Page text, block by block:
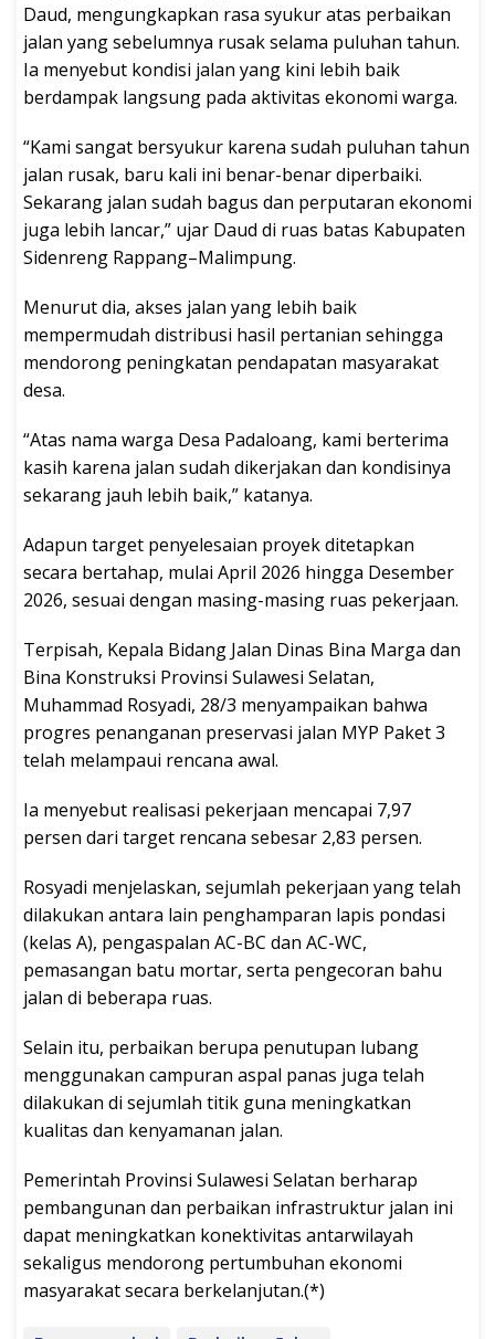
Daud, mengungkapkan rasa syukur atas perbaikan
jalan yang sebelumnya rusak selama puluhan tahun.
Ia menyebut kondisi jalan yang kini lebih baik
berdampak langsung pada aktivitas ekonomi warga.
“Kami sangat bersyukur karena sudah puluhan tahun
jalan rusak, baru kali ini benar-benar diperbaiki.
Sekarang jalan sudah bagus dan perputaran ekonomi
juga lebih lancar,” ujar Daud di ruas batas Kabupaten
Sidenreng Rappang–Malimpung.
Menurut dia, akses jalan yang lebih baik
mempermudah distribusi hasil pertanian sehingga
mendorong peningkatan pendapatan masyarakat
desa.
“Atas nama warga Desa Padaloang, kami berterima
kasih karena jalan sudah dikerjakan dan kondisinya
sekarang jauh lebih baik,” katanya.
Adapun target penyelesaian proyek ditetapkan
secara bertahap, mulai April 2026 hingga Desember
2026, sesuai dengan masing-masing ruas pekerjaan.
Terpisah, Kepala Bidang Jalan Dinas Bina Marga dan
Bina Konstruksi Provinsi Sulawesi Selatan,
Muhammad Rosyadi, 28/3 menyampaikan bahwa
progres penanganan preservasi jalan MYP Paket 3
telah melampaui rencana awal.
Ia menyebut realisasi pekerjaan mencapai 7,97
persen dari target rencana sebesar 2,83 persen.
Rosyadi menjelaskan, sejumlah pekerjaan yang telah
dilakukan antara lain penghamparan lapis pondasi
(kelas A), pengaspalan AC-BC dan AC-WC,
pemasangan batu mortar, serta pengecoran bahu
jalan di beberapa ruas.
Selain itu, perbaikan berupa penutupan lubang
menggunakan campuran aspal panas juga telah
dilakukan di sejumlah titik guna meningkatkan
kualitas dan kenyamanan jalan.
Pemerintah Provinsi Sulawesi Selatan berharap
pembangunan dan perbaikan infrastruktur jalan ini
dapat meningkatkan konektivitas antarwilayah
sekaligus mendorong pertumbuhan ekonomi
masyarakat secara berkelanjutan.(*)